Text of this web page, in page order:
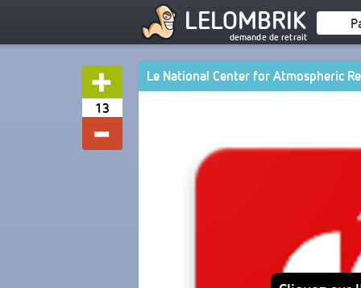
LELOMBRIK
demande de retrait
13
Le National Center for Atmospheric